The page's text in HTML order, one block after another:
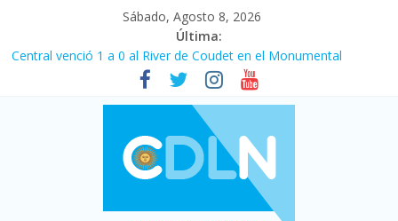
Sábado, Agosto 8, 2026
Última:
Central venció 1 a 0 al River de Coudet en el Monumental
La morosidad alcanzó su nivel más alto en dos décadas y ya
afecta a 400 mil deudores en Santa Fe
Desde que asumió Milei cerraron 41.000 kioscos: el sector
denuncia crisis como en 2001
Vacaciones de invierno con más movimiento y consumo
turístico: 4,6 millones de personas viajaron por el país, un 5,9%
Fuerte caída de la venta de autos usados en julio: bajó un 12,6%